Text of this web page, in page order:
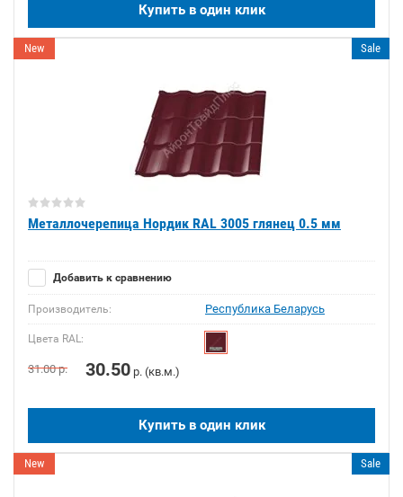
Купить в один клик
New Sale
Металлочерепица Нордик RAL 3005 глянец 0.5 мм
Добавить к сравнению
Производитель: Республика Беларусь
Цвета RAL:
31.00р. 30.50 р. (кв.м.)
Купить в один клик
New Sale